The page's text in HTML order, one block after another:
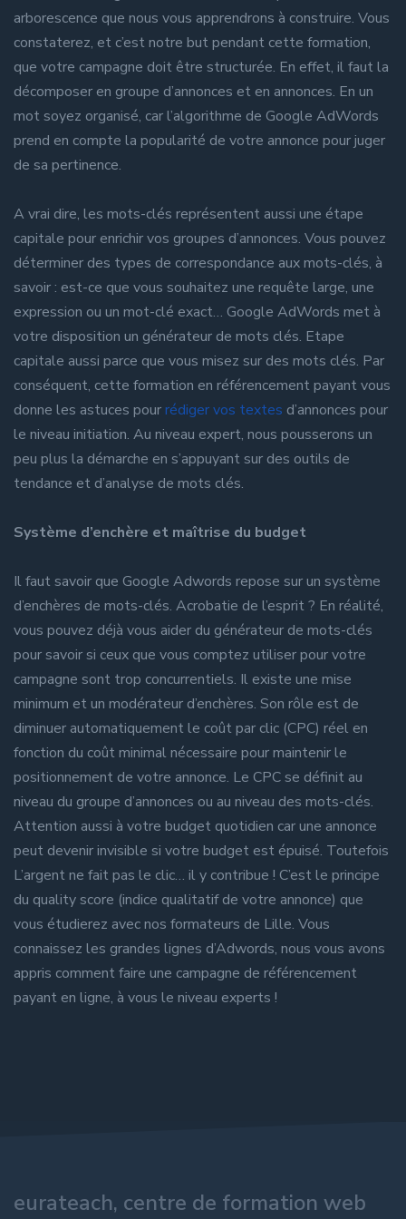
arborescence que nous vous apprendrons à construire. Vous
constaterez, et c’est notre but pendant cette formation,
que votre campagne doit être structurée. En effet, il faut la
décomposer en groupe d’annonces et en annonces. En un
mot soyez organisé, car l’algorithme de Google AdWords
prend en compte la popularité de votre annonce pour juger
de sa pertinence.
A vrai dire, les mots-clés représentent aussi une étape
capitale pour enrichir vos groupes d’annonces. Vous pouvez
déterminer des types de correspondance aux mots-clés, à
savoir : est-ce que vous souhaitez une requête large, une
expression ou un mot-clé exact… Google AdWords met à
votre disposition un générateur de mots clés. Etape
capitale aussi parce que vous misez sur des mots clés. Par
conséquent, cette formation en référencement payant vous
donne les astuces pourrédiger vos textes d’annonces pour
le niveau initiation. Au niveau expert, nous pousserons un
peu plus la démarche en s’appuyant sur des outils de
tendance et d’analyse de mots clés.
Système d’enchère et maîtrise du budget
Il faut savoir que Google Adwords repose sur un système
d’enchères de mots-clés. Acrobatie de l’esprit ? En réalité,
vous pouvez déjà vous aider du générateur de mots-clés
pour savoir si ceux que vous comptez utiliser pour votre
campagne sont trop concurrentiels. Il existe une mise
minimum et un modérateur d’enchères. Son rôle est de
diminuer automatiquement le coût par clic (CPC) réel en
fonction du coût minimal nécessaire pour maintenir le
positionnement de votre annonce. Le CPC se définit au
niveau du groupe d’annonces ou au niveau des mots-clés.
Attention aussi à votre budget quotidien car une annonce
peut devenir invisible si votre budget est épuisé. Toutefois
L’argent ne fait pas le clic… il y contribue ! C’est le principe
du quality score (indice qualitatif de votre annonce) que
vous étudierez avec nos formateurs de Lille. Vous
connaissez les grandes lignes d’Adwords, nous vous avons
appris comment faire une campagne de référencement
payant en ligne, à vous le niveau experts !
eurateach, centre de formation web